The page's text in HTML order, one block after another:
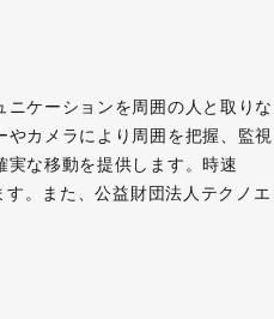
ケーションを周囲の人と取りな
カメラにより周囲を把握、監視
実な移動を提供します。時速
。また、公益財団法人テクノエ